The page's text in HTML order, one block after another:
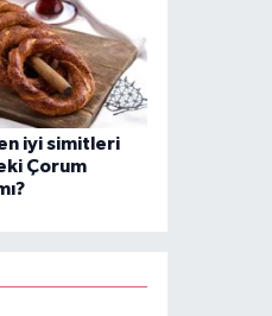
iyi simitleri
Çorum